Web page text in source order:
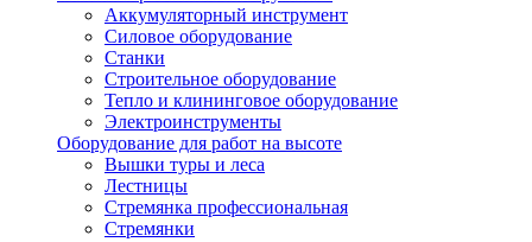
Аккумуляторный инструмент
Силовое оборудование
Станки
Строительное оборудование
Тепло и клининговое оборудование
Электроинструменты
Оборудование для работ на высоте
Вышки туры и леса
Лестницы
Стремянка профессиональная
Стремянки